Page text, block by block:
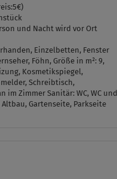
und Nacht wird vor Ort
Einzelbetten, Fenster
Föhn, Größe in m²: 9,
Kosmetikspiegel,
Schreibtisch,
im ZimmerSanitär: WC, WC und
Altbau, Gartenseite, Parkseite